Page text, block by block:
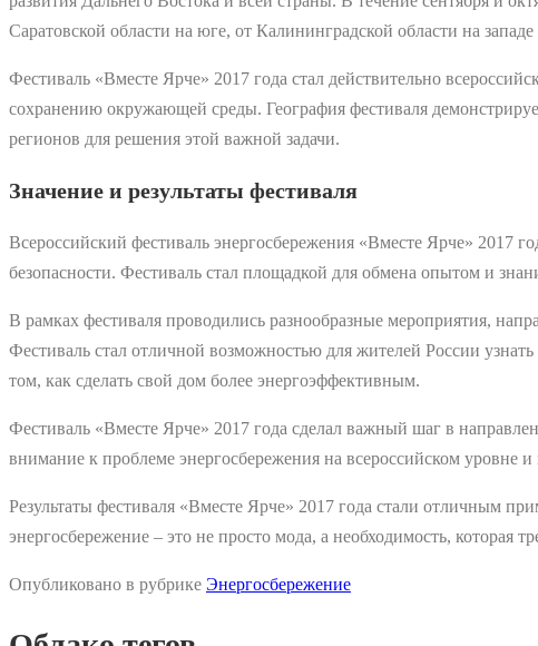
Саратовской области на юге, от Калининградской области на западе
Фестиваль «Вместе Ярче» 2017 года стал действительно
сохранению окружающей среды. География фестиваля
регионов для решения этой важной задачи.
Значение и результаты фестиваля
Всероссийский фестиваль энергосбережения «Вместе Ярче» 2017
безопасности. Фестиваль стал площадкой для обмена опытом и
В рамках фестиваля проводились разнообразные мероприятия,
Фестиваль стал отличной возможностью для жителей России
том, как сделать свой дом более энергоэффективным.
Фестиваль «Вместе Ярче» 2017 года сделал важный шаг в
внимание к проблеме энергосбережения на всероссийском уровне
Результаты фестиваля «Вместе Ярче» 2017 года стали отличным
энергосбережение – это не просто мода, а необходимость, которая
Опубликовано в рубрике Энергосбережение